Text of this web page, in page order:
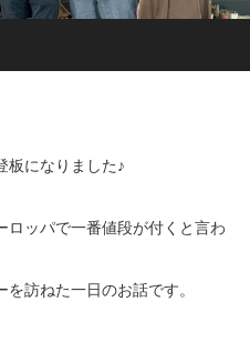
板になりました♪
ロッパで一番値段が付くと言わ
訪ねた一日のお話です。